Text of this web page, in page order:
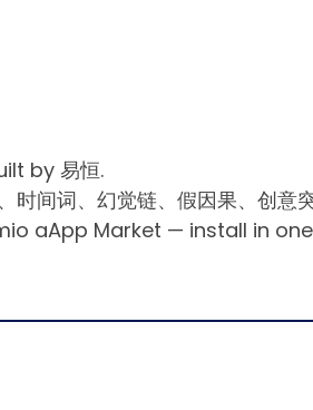
by 易恒.
间词、幻觉链、假因果、创意
aApp Market — install in